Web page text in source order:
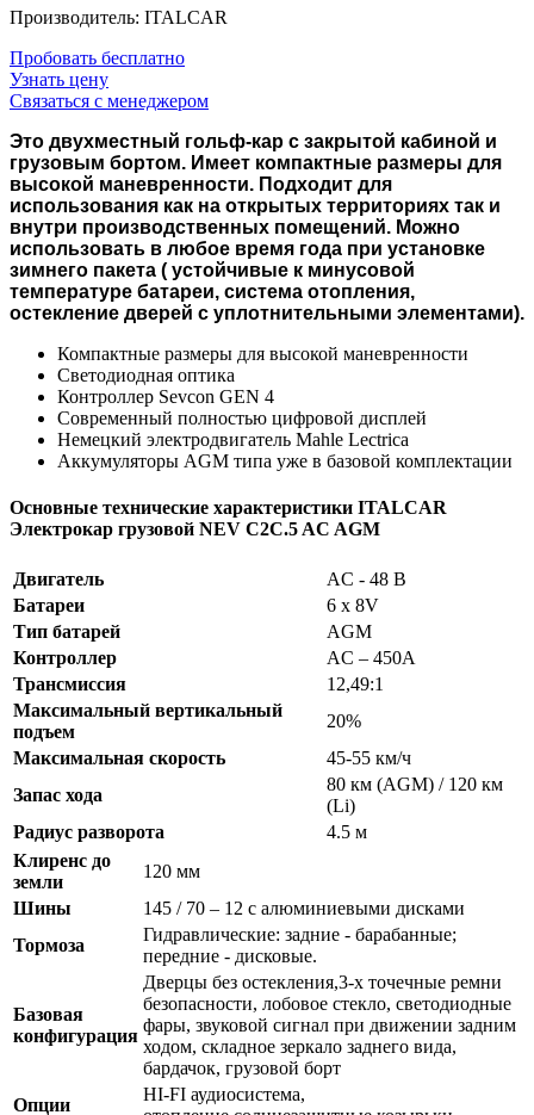
Производитель: ITALCAR
Пробовать бесплатно
Узнать цену
Связаться с менеджером
Это двухместный гольф-кар с закрытой кабиной и
грузовым бортом. Имеет компактные размеры для
высокой маневренности. Подходит для
использования как на открытых территориях так и
внутри производственных помещений. Можно
использовать в любое время года при установке
зимнего пакета ( устойчивые к минусовой
температуре батареи, система отопления,
остекление дверей с уплотнительными элементами).
Компактные размеры для высокой маневренности
Светодиодная оптика
Контроллер Sevcon GEN 4
Современный полностью цифровой дисплей
Немецкий электродвигатель Mahle Lectrica
Аккумуляторы AGM типа уже в базовой комплектации
Основные технические характеристики ITALCAR
Электрокар грузовой NEV C2C.5 AC AGM
Двигатель
AC - 48 В
Батареи
6 x 8V
Тип батарей
AGM
Контроллер
AC – 450A
Трансмиссия
12,49:1
Максимальный вертикальный
подъем
20%
Максимальная скорость
45-55 км/ч
Запас хода
80 км (AGM) / 120 км
(Li)
Радиус разворота
4.5 м
Клиренс до
земли
120 мм
Шины
145 / 70 – 12 с алюминиевыми дисками
Тормоза
Гидравлические: задние - барабанные;
передние - дисковые.
Базовая
конфигурация
Дверцы без остекления,3-х точечные ремни
безопасности, лобовое стекло, светодиодные
фары, звуковой сигнал при движении задним
ходом, складное зеркало заднего вида,
бардачок, грузовой борт
Опции
HI-FI аудиосистема,